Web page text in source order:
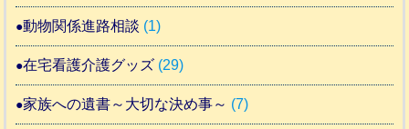
動物関係進路相談 (1)
在宅看護介護グッズ (29)
家族への遺書～大切な決め事～ (7)